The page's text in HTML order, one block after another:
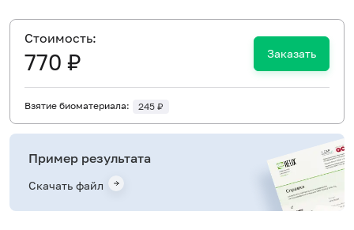
Cтоимость:
770 ₽ Заказать
Взятие биоматериала: 245 ₽
Пример результата
Скачать файл